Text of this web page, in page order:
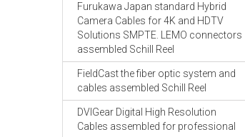
Furukawa Japan standard Hybrid
Camera Cables for 4K and HDTV
Solutions SMPTE. LEMO connectors
assembled Schill Reel
FieldCast the fiber optic system and
cables assembled Schill Reel
DVIGear Digital High Resolution
Cables assembled for professional